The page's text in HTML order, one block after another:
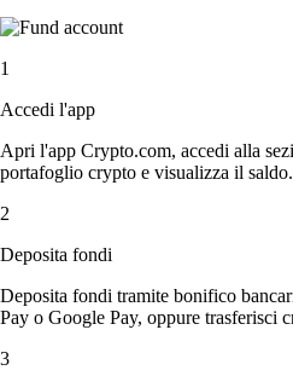
1
Accedi l'app
Apri l'app Crypto.com, accedi alla
portafoglio crypto e visualizza il saldo.
2
Deposita fondi
Deposita fondi tramite bonifico
Pay o Google Pay, oppure trasferisci
3